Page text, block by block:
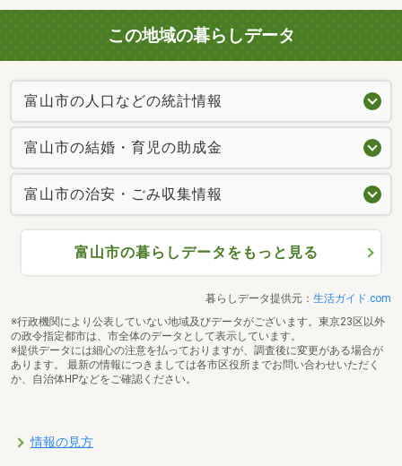
この地域の暮らしデータ
富山市の人口などの統計情報
富山市の結婚・育児の助成金
富山市の治安・ごみ収集情報
富山市の暮らしデータをもっと見る
暮らしデータ提供元： 生活ガイド.com
※行政機関により公表していない地域及びデータがございます。東京23区以外
の政令指定都市は、市全体のデータとして表示しています。
※提供データには細心の注意を払っておりますが、調査後に変更がある場合が
あります。 最新の情報につきましては各市区役所までお問い合わせいただく
か、自治体HPなどをご確認ください。
情報の見方